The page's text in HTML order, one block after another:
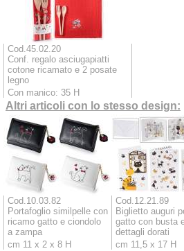
Cod.45.02.20
Conf. regalo asciugapiatti
cotone ricamato e 2 posate
legno
Con manico: 35 H
Altri articoli con lo stesso design:
Cod.10.03.82
Portafoglio similpelle con
ricamo gatto e ciondolo
a zampa
cm 11 x 2 x 8 H
Cod.12.21.89
Biglietto auguri
gatto con busta
dettagli dorati
cm 11,5 x 17 H